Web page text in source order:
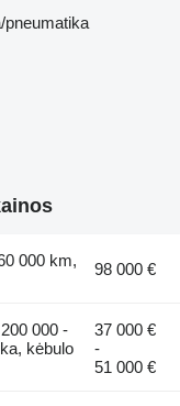
pneumatika
000 km,
98 000 €
000 -
kėbulo
37 000 €
-
51 000 €